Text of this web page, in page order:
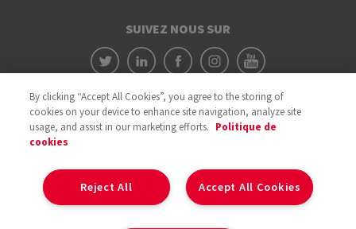
SUIVEZ NOUS SUR
By clicking “Accept All Cookies”, you agree to the storing of
cookies on your device to enhance site navigation, analyze site
usage, and assist in our marketing efforts. Politique de
cookies
Accept All Cookies
Reject All